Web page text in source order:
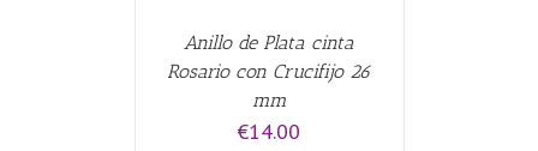
Anillo de Plata cinta
Rosario con Crucifijo 26
mm
€14.00